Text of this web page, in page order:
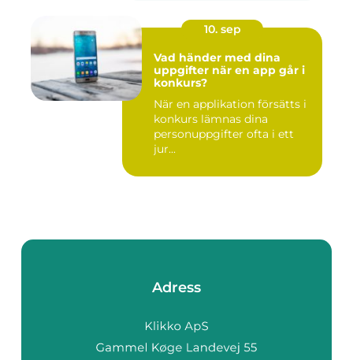
10. sep
Vad händer med dina
uppgifter när en app går i
konkurs?
När en applikation försätts i
konkurs lämnas dina
personuppgifter ofta i ett
jur...
Adress